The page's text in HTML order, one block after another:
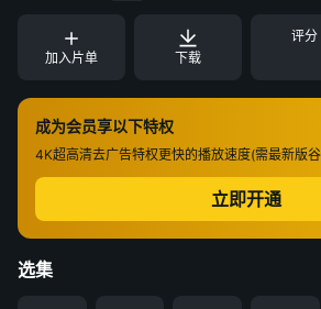
加入片单 下载
评分
成为会员享以下特权
4K超高清去广告特权更快的播放速度(需最新版
立即开通
选集